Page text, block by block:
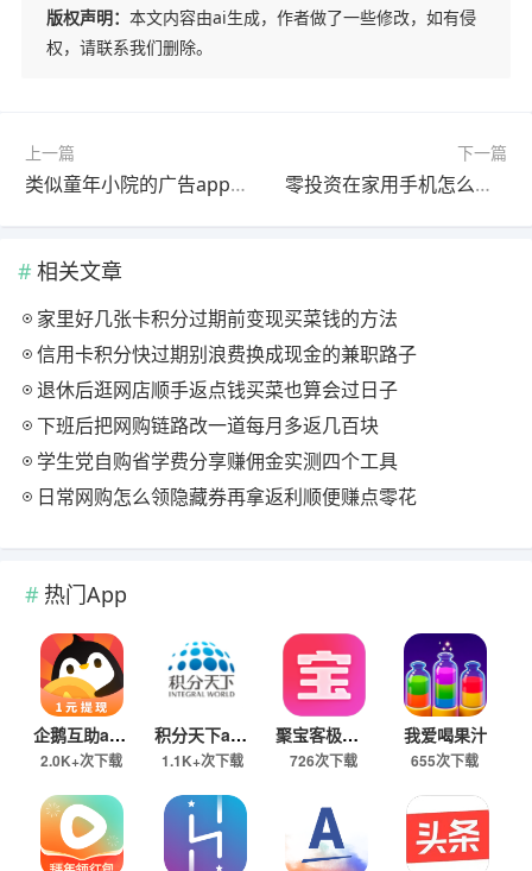
版权声明： 本文内容由ai生成，作者做了一些修改，如有侵
权，请联系我们删除。
上一篇
类似童年小院的广告app，这两款软件和童年小院差不多
下一篇
零投资在家用手机怎么赚钱？分享四种用手机每天赚几十元的方法
相关文章
家里好几张卡积分过期前变现买菜钱的方法
信用卡积分快过期别浪费换成现金的兼职路子
退休后逛网店顺手返点钱买菜也算会过日子
下班后把网购链路改一道每月多返几百块
学生党自购省学费分享赚佣金实测四个工具
日常网购怎么领隐藏券再拿返利顺便赚点零花
热门App
企鹅互助app
2.0K+次下载
积分天下app
1.1K+次下载
聚宝客极速版
726次下载
我爱喝果汁
655次下载